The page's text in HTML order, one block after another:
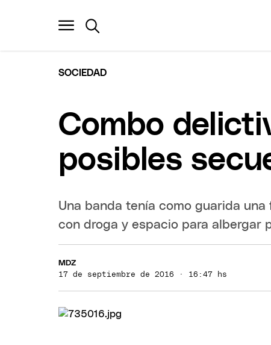
SOCIEDAD
Combo
posibles
Una banda tenía como guarida
con droga y espacio para albergar
MDZ
17 de septiembre de 2016 · 16:47 hs